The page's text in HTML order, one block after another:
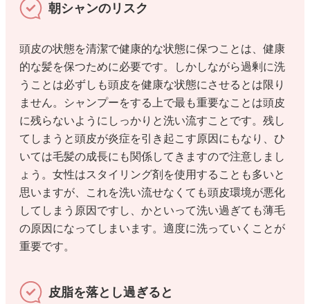
朝シャンのリスク
頭皮の状態を清潔で健康的な状態に保つことは、健康
的な髪を保つために必要です。しかしながら過剰に洗
うことは必ずしも頭皮を健康な状態にさせるとは限り
ません。シャンプーをする上で最も重要なことは頭皮
に残らないようにしっかりと洗い流すことです。残し
てしまうと頭皮が炎症を引き起こす原因にもなり、ひ
いては毛髪の成長にも関係してきますので注意しまし
ょう。女性はスタイリング剤を使用することも多いと
思いますが、これを洗い流せなくても頭皮環境が悪化
してしまう原因ですし、かといって洗い過ぎても薄毛
の原因になってしまいます。適度に洗っていくことが
重要です。
皮脂を落とし過ぎると